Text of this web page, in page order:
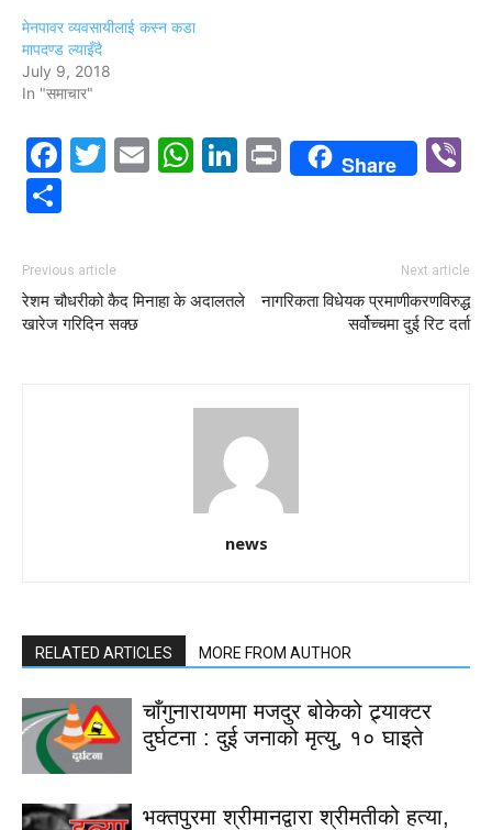
मेनपावर व्यवसायीलाई कस्न कडा
मापदण्ड ल्याइँदै
July 9, 2018
In "समाचार"
Facebook
Twitter
EmailWhatsApp
LinkedIn
PrintShare
Previous article
रेशम चौधरीको कैद मिनाहा के अदालतले
खारेज गरिदिन सक्छ
Next article
नागरिकता विधेयक प्रमाणीकरणविरुद्ध
सर्वोच्चमा दुई रिट दर्ता
news
RELATED ARTICLES MORE FROM AUTHOR
चाँगुनारायणमा मजदुर बोकेको ट्र्याक्टर
दुर्घटना : दुई जनाको मृत्यु, १० घाइते
भक्तपुरमा श्रीमानद्वारा श्रीमतीको हत्या,